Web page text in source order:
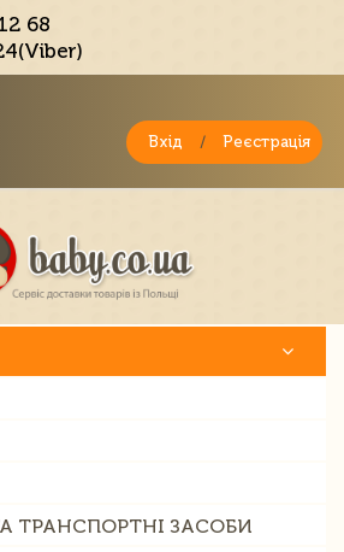
68
Вхід / Реєстрація
ТРАНСПОРТНІ ЗАСОБИ